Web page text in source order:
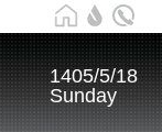
1405/5/18
Sunday